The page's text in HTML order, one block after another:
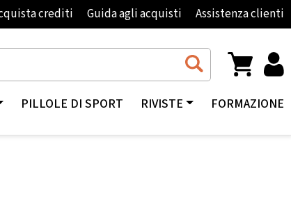
crediti Guida agli acquisti Assistenza clienti
PILLOLE DI SPORT RIVISTE FORMAZIONE